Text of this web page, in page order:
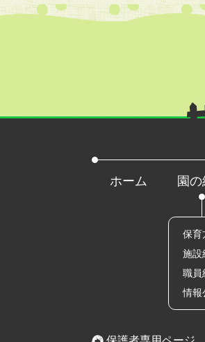
ホーム 園
保育
施設
職員
情報